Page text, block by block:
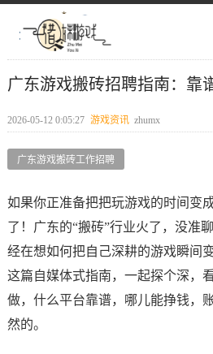
广东游戏搬砖招聘指南：靠
2026-05-12 0:05:27 游戏资讯 zhumx
广东游戏搬砖工作招聘
如果你正准备把把玩游戏的时间变
了！广东的“搬砖”行业火了，没准
经在想如何把自己深耕的游戏瞬间
这篇自媒体式指南，一起探个深，
做，什么平台靠谱，哪儿能挣钱，
然的。